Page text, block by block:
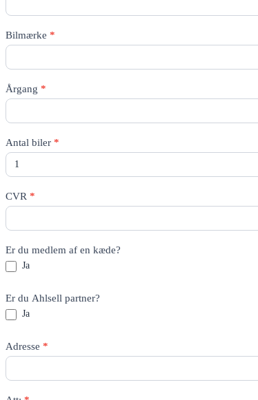
All
pages
Bilmærke *
Årgang *
Antal biler *
CVR *
Er du medlem af en kæde?
Ja
Er du Ahlsell partner?
Ja
Adresse *